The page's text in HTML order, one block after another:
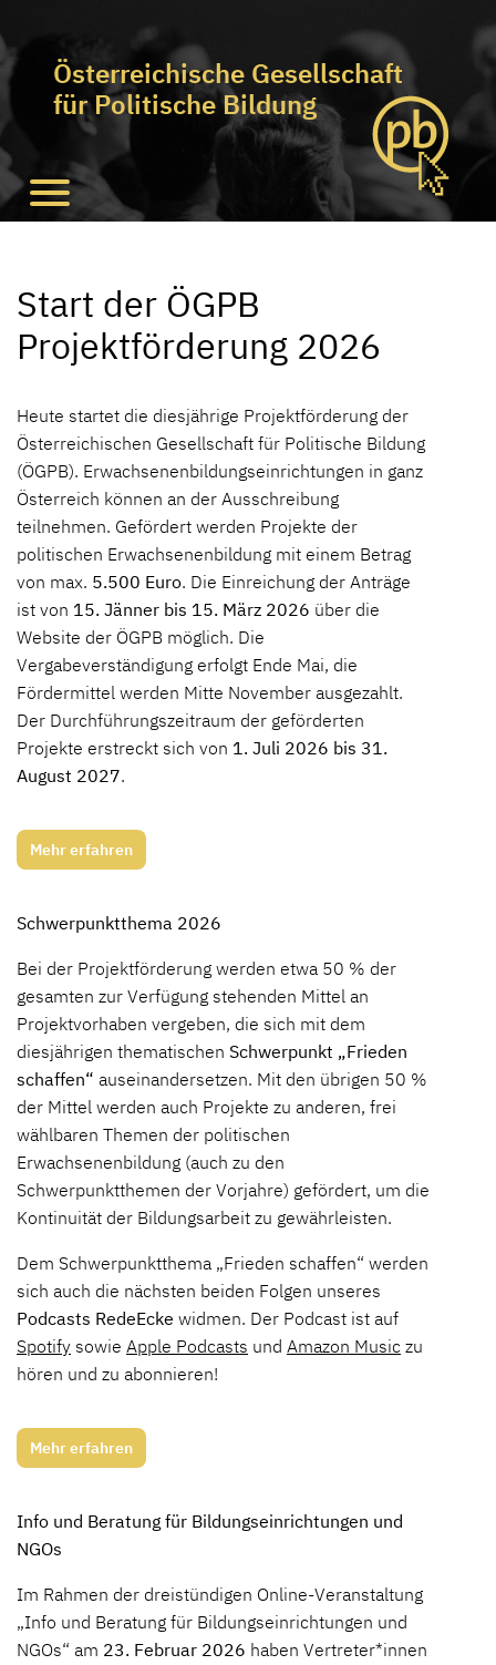
Österreichische Gesellschaft
für Politische Bildung
Start der ÖGPB
Projektförderung 2026
Heute startet die diesjährige Projektförderung der
Österreichischen Gesellschaft für Politische Bildung
(ÖGPB). Erwachsenenbildungseinrichtungen in ganz
Österreich können an der Ausschreibung
teilnehmen. Gefördert werden Projekte der
politischen Erwachsenenbildung mit einem Betrag
von max. 5.500 Euro. Die Einreichung der Anträge
ist von 15. Jänner bis 15. März 2026 über die
Website der ÖGPB möglich. Die
Vergabeverständigung erfolgt Ende Mai, die
Fördermittel werden Mitte November ausgezahlt.
Der Durchführungszeitraum der geförderten
Projekte erstreckt sich von 1. Juli 2026 bis 31.
August 2027.
Mehr erfahren
Schwerpunktthema 2026
Bei der Projektförderung werden etwa 50 % der
gesamten zur Verfügung stehenden Mittel an
Projektvorhaben vergeben, die sich mit dem
diesjährigen thematischen Schwerpunkt „Frieden
schaffen“ auseinandersetzen. Mit den übrigen 50 %
der Mittel werden auch Projekte zu anderen, frei
wählbaren Themen der politischen
Erwachsenenbildung (auch zu den
Schwerpunktthemen der Vorjahre) gefördert, um die
Kontinuität der Bildungsarbeit zu gewährleisten.
Dem Schwerpunktthema „Frieden schaffen“ werden
sich auch die nächsten beiden Folgen unseres
Podcasts RedeEcke widmen. Der Podcast ist auf
Spotify sowie Apple Podcasts und Amazon Music zu
hören und zu abonnieren!
Mehr erfahren
Info und Beratung für Bildungseinrichtungen und
NGOs
Im Rahmen der dreistündigen Online-Veranstaltung
„Info und Beratung für Bildungseinrichtungen und
NGOs“ am 23. Februar 2026 haben Vertreter*innen